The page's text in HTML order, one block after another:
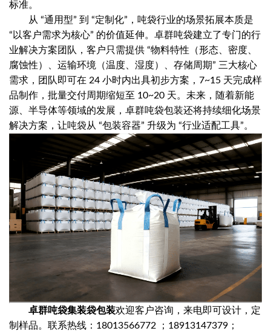
标准。
从 “通用型” 到 “定制化”，吨袋行业的场景拓展本质是
“以客户需求为核心” 的价值延伸。卓群吨袋建立了专门的行
业解决方案团队，客户只需提供 “物料特性（形态、密度、
腐蚀性）、运输环境（温度、湿度）、存储周期” 三大核心
需求，团队即可在 24 小时内出具初步方案，7~15 天完成样
品制作，批量交付周期缩短至 10~20 天。未来，随着新能
源、半导体等领域的发展，卓群吨袋包装还将持续细化场景
解决方案，让吨袋从 “包装容器” 升级为 “行业适配工具”。
卓群吨袋集装袋包装欢迎客户咨询，来电即可设计，定
制样品。联系热线：18013566772 ；18913147379；